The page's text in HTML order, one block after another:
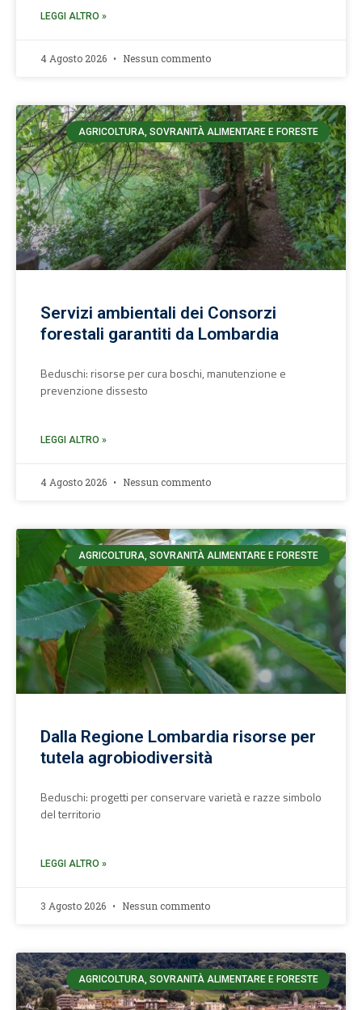
LEGGI ALTRO »
4 Agosto 2026 Nessun commento
AGRICOLTURA, SOVRANITÀ ALIMENTARE E FORESTE
Servizi ambientali dei Consorzi
forestali garantiti da Lombardia
Beduschi: risorse per cura boschi, manutenzione e
prevenzione dissesto
LEGGI ALTRO »
4 Agosto 2026 Nessun commento
AGRICOLTURA, SOVRANITÀ ALIMENTARE E FORESTE
Dalla Regione Lombardia risorse per
tutela agrobiodiversità
Beduschi: progetti per conservare varietà e razze simbolo
del territorio
LEGGI ALTRO »
3 Agosto 2026 Nessun commento
AGRICOLTURA, SOVRANITÀ ALIMENTARE E FORESTE